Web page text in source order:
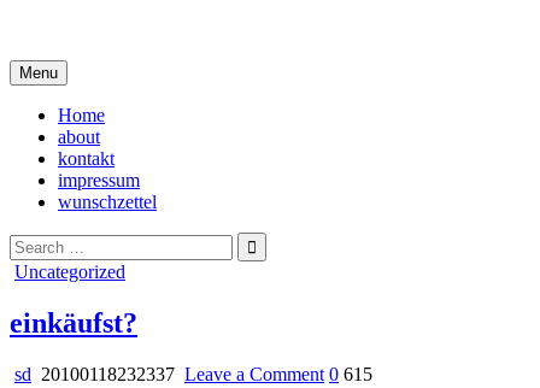
content
Menu
Home
about
kontakt
impressum
wunschzettel
Search
for:
Posted
Uncategorized
einkäufst?
sd 20100118232337 Leave a Commenton
0 615